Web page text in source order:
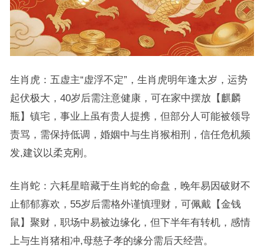
生肖虎：五虚主“虚浮不定”，生肖虎明年逢太岁，运势
起伏极大，40岁后需注意健康，可在家中摆放【麒麟
瓶】镇宅，事业上虽有贵人提携，但部分人可能被领导
责骂，需保持低调，婚姻中与生肖猴相刑，信任危机频
发,建议以柔克刚。
生肖蛇：六耗星暗藏于生肖蛇的命盘，晚年易因破财不
止郁郁寡欢，55岁后需格外谨慎理财，可佩戴【金钱
鼠】聚财，职场中易被边缘化，但下半年有转机，感情
上与生肖猪相冲,母慈子孝的缘分需后天经营。